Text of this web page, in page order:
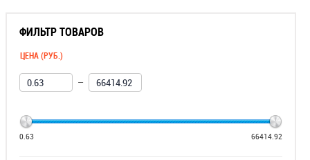
ФИЛЬТР ТОВАРОВ
ЦЕНА (РУБ.)
—
0.63 66414.92